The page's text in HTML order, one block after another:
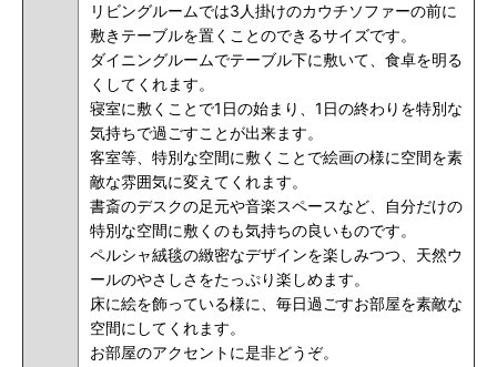
リビングルームでは3人掛けのカウチソファーの前に
敷きテーブルを置くことのできるサイズです。
ダイニングルームでテーブル下に敷いて、食卓を明る
くしてくれます。
寝室に敷くことで1日の始まり、1日の終わりを特別な
気持ちで過ごすことが出来ます。
客室等、特別な空間に敷くことで絵画の様に空間を素
敵な雰囲気に変えてくれます。
書斎のデスクの足元や音楽スペースなど、自分だけの
特別な空間に敷くのも気持ちの良いものです。
ペルシャ絨毯の緻密なデザインを楽しみつつ、天然ウ
ールのやさしさをたっぷり楽しめます。
床に絵を飾っている様に、毎日過ごすお部屋を素敵な
空間にしてくれます。
お部屋のアクセントに是非どうぞ。